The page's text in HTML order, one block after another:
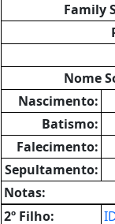
Family
Nome
Nascimento:
Batismo:
Falecimento:
Sepultamento:
Notas:
2º Filho: